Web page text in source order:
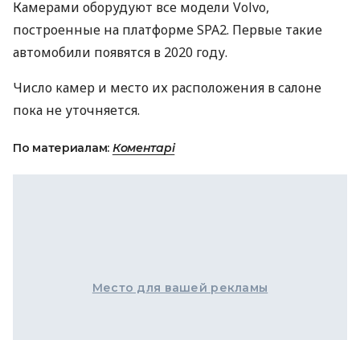
Камерами оборудуют все модели Volvo,
построенные на платформе SPA2. Первые такие
автомобили появятся в 2020 году.
Число камер и место их расположения в салоне
пока не уточняется.
По материалам: Коментарі
Место для вашей рекламы